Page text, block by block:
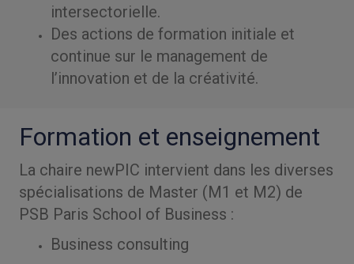
intersectorielle.
Des actions de formation initiale et
continue sur le management de
l’innovation et de la créativité.
Formation et enseignement
La chaire newPIC intervient dans les diverses
spécialisations de Master (M1 et M2) de
PSB Paris School of Business :
Business consulting